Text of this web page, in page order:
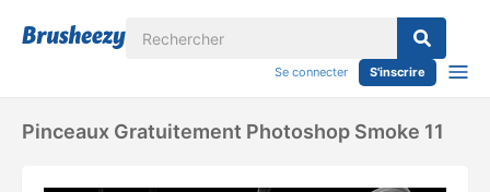
Se connecter S'inscrire
Pinceaux Gratuitement Photoshop Smoke 11